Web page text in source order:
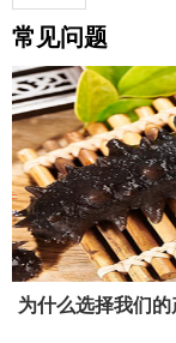
常见问题
为什么选择我们的